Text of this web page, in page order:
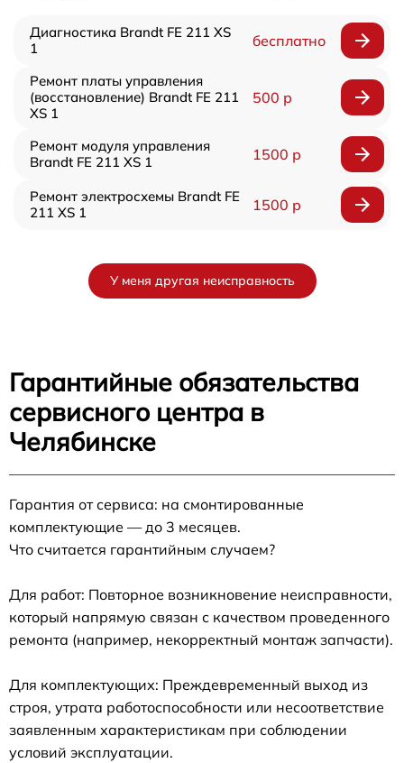
Диагностика Brandt FE 211 XS
1
бесплатно
Ремонт платы управления
(восстановление) Brandt FE 211
XS 1
500 р
Ремонт модуля управления
Brandt FE 211 XS 1
1500 р
Ремонт электросхемы Brandt FE
211 XS 1
1500 р
У меня другая неисправность
Гарантийные обязательства
сервисного центра в
Челябинске
Гарантия от сервиса: на смонтированные
комплектующие — до 3 месяцев.
Что считается гарантийным случаем?
Для работ: Повторное возникновение неисправности,
который напрямую связан с качеством проведенного
ремонта (например, некорректный монтаж запчасти).
Для комплектующих: Преждевременный выход из
строя, утрата работоспособности или несоответствие
заявленным характеристикам при соблюдении
условий эксплуатации.